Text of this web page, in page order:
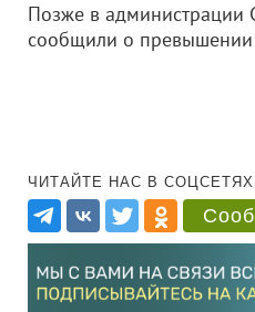
Позже в администрации
сообщили о
ЧИТАЙТЕ НАС В